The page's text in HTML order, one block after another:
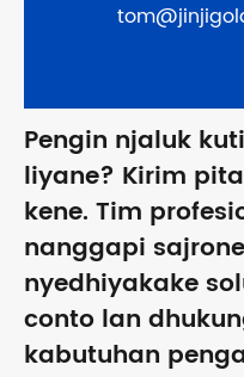
Pengin njaluk
liyane? Kirim
kene. Tim
nanggapi
nyedhiyakake
conto lan
kabutuhan